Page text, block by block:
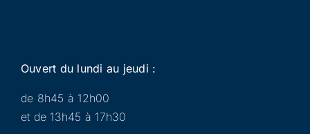
Ouvert du lundi au jeudi :
de 8h45 à 12h00
et de 13h45 à 17h30